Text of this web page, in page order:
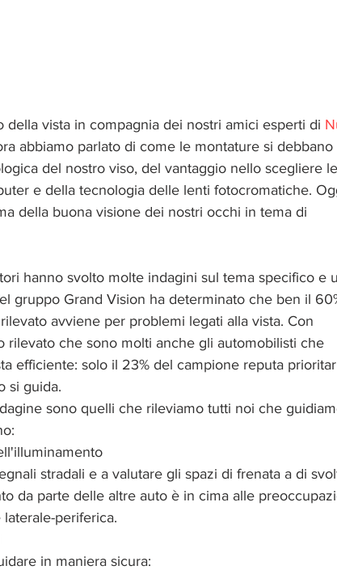
vista in compagnia dei nostri amici esperti di
abbiamo parlato di come le montature si debbano
del nostro viso, del vantaggio nello scegliere
e della tecnologia delle lenti fotocromatiche.
della buona visione dei nostri occhi in tema di
hanno svolto molte indagini sul tema specifico e
gruppo Grand Vision ha determinato che ben il
avviene per problemi legati alla vista. Con
rilevato che sono molti anche gli automobilisti che
efficiente: solo il 23% del campione reputa
si guida.
sono quelli che rileviamo tutti noi che
stradali e a valutare gli spazi di frenata a di
da parte delle altre auto è in cima alle
periferica.
in maniera sicura: